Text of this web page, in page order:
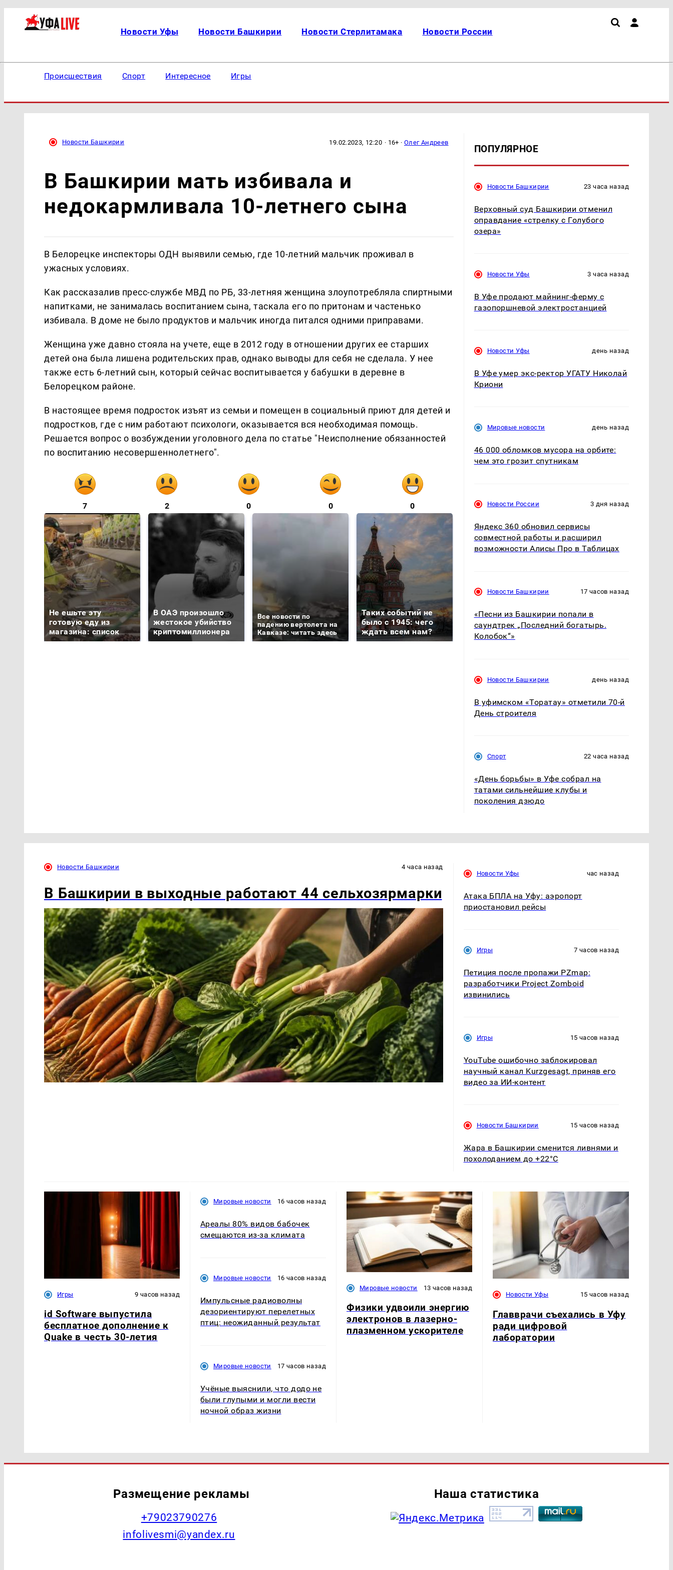
Новости Уфы Новости Башкирии Новости Стерлитамака Новости России
Происшествия Спорт Интересное Игры
Новости Башкирии 19.02.2023, 12:20 · 16+ · Олег Андреев
В Башкирии мать избивала и
недокармливала 10-летнего сына
В Белорецке инспекторы ОДН выявили семью, где 10-летний мальчик проживал в
ужасных условиях.
Как рассказалив пресс-службе МВД по РБ, 33-летняя женщина злоупотребляла спиртными
напитками, не занималась воспитанием сына, таскала его по притонам и частенько
избивала. В доме не было продуктов и мальчик иногда питался одними приправами.
Женщина уже давно стояла на учете, еще в 2012 году в отношении других ее старших
детей она была лишена родительских прав, однако выводы для себя не сделала. У нее
также есть 6-летний сын, который сейчас воспитывается у бабушки в деревне в
Белорецком районе.
В настоящее время подросток изъят из семьи и помещен в социальный приют для детей и
подростков, где с ним работают психологи, оказывается вся необходимая помощь.
Решается вопрос о возбуждении уголовного дела по статье "Неисполнение обязанностей
по воспитанию несовершеннолетнего".
7 2 0 0 0
Не ешьте эту
готовую еду из
магазина: список
В ОАЭ произошло
жестокое убийство
криптомиллионера
Все новости по
падению вертолета на
Кавказе: читать здесь
Таких событий не
было с 1945: чего
ждать всем нам?
В магазинах России
ажиотаж из-за этого
продукта: что купить?
полицейскую
машину напали и
подожгли.
ПОПУЛЯРНОЕ
Новости Башкирии 23 часа назад
Верховный суд Башкирии отменил
оправдание «стрелку с Голубого
озера»
Новости Уфы 3 часа назад
В Уфе продают майнинг-ферму с
газопоршневой электростанцией
Новости Уфы день назад
В Уфе умер экс-ректор УГАТУ Николай
Криони
Мировые новости день назад
46 000 обломков мусора на орбите:
чем это грозит спутникам
Новости России 3 дня назад
Яндекс 360 обновил сервисы
совместной работы и расширил
возможности Алисы Про в Таблицах
Новости Башкирии 17 часов назад
«Песни из Башкирии попали в
саундтрек „Последний богатырь.
Колобок“»
Новости Башкирии день назад
В уфимском «Торатау» отметили 70-й
День строителя
Спорт 22 часа назад
«День борьбы» в Уфе собрал на
татами сильнейшие клубы и
поколения дзюдо
Новости Башкирии 4 часа назад
В Башкирии в выходные работают 44 сельхозярмарки
Новости Уфы час назад
Атака БПЛА на Уфу: аэропорт
приостановил рейсы
Игры 7 часов назад
Петиция после пропажи PZmap:
разработчики Project Zomboid
извинились
Игры 15 часов назад
YouTube ошибочно заблокировал
научный канал Kurzgesagt, приняв его
видео за ИИ-контент
Новости Башкирии 15 часов назад
Жара в Башкирии сменится ливнями и
похолоданием до +22°C
Игры 9 часов назад
id Software выпустила
бесплатное дополнение к
Quake в честь 30-летия
Мировые новости 16 часов назад
Ареалы 80% видов бабочек
смещаются из-за климата
Мировые новости 16 часов назад
Импульсные радиоволны
дезориентируют перелетных
птиц: неожиданный результат
Мировые новости 17 часов назад
Учёные выяснили, что додо не
были глупыми и могли вести
ночной образ жизни
Мировые новости 13 часов назад
Физики удвоили энергию
электронов в лазерно-
плазменном ускорителе
Новости Уфы 15 часов назад
Главврачи съехались в Уфу
ради цифровой
лаборатории
Размещение рекламы
+79023790276
infolivesmi@yandex.ru
Наша статистика